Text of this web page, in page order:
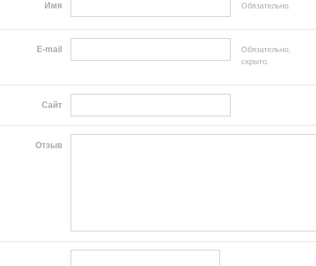
Имя Обязательно.
E-mail
Обязательно,
скрыто.
Сайт
Отзыв